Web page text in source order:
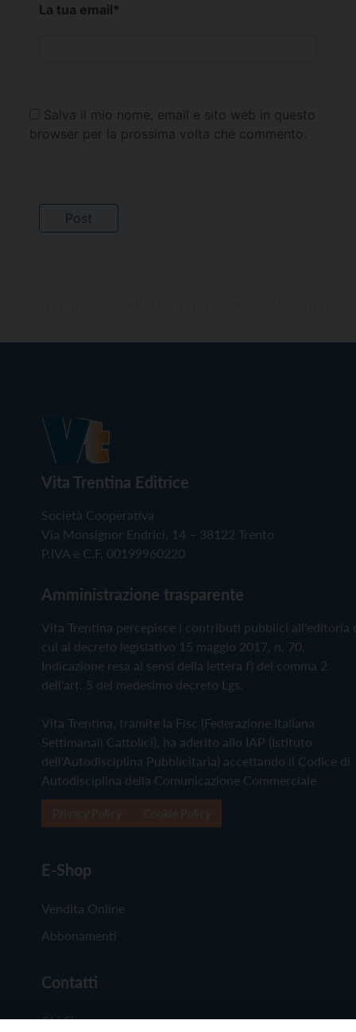
La tua email*
Salva il mio nome, email e sito web in questo
browser per la prossima volta che commento.
Vita Trentina Editrice
Società Cooperativa
Via Monsignor Endrici, 14 – 38122 Trento
P.IVA e C.F. 00199960220
Amministrazione trasparente
Vita Trentina percepisce i contributi pubblici all'editoria
cui al decreto legislativo 15 maggio 2017, n. 70.
Indicazione resa ai sensi della lettera f) del comma 2
dell'art. 5 del medesimo decreto Lgs.
Vita Trentina, tramite la Fisc (Federazione Italiana
Settimanali Cattolici), ha aderito allo IAP (Istituto
dell'Autodisciplina Pubblicitaria) accettando il Codice di
Autodisciplina della Comunicazione Commerciale
E-Shop
Vendita Online
Abbonamenti
Contatti
Chi Siamo